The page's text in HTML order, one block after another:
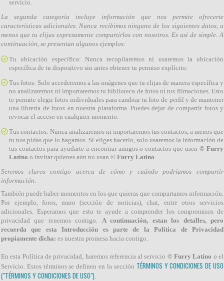
servicio.
La segunda categoría incluye información que nos permite ofrecerte
características adicionales. Nunca recibimos ninguno de los siguientes datos, a
menos que tu elijas expresamente compartirlos con nosotros. Es así de simple. A
continuación, se presentan algunos ejemplos:
Tu ubicación específica: Nunca recopilaremos ni usaremos la ubicación
específica de tu dispositivo sin antes obtener tu permiso explícito.
Tus fotos: Solo accederemos a las imágenes que tu elijas de manera específica y
no analizaremos ni importaremos tu biblioteca de fotos ni tus filmaciones. Esto
te permite elegir fotos individuales para cambiar tu foto de perfil y de mantener
una librería de fotos en nuestra plataforma. Puedes dejar de compartir fotos y
revocar el acceso en cualquier momento.
Tus contactos: Nunca analizaremos ni importaremos tus contactos, a menos que
tu nos pidas que lo hagamos. Si eliges hacerlo, solo usaremos la información de
tus contactos para ayudarte a encontrar amigos o contactos que usen© Furry
Latino o invitar quienes aún no usan © Furry Latino.
Seremos claros contigo acerca de cómo y cuándo podríamos compartir
información.
También puede haber momentos en los que quieras que compartamos información.
Por ejemplo, foros, muro (sección de noticias), chat, entre otros servicios
adicionales. Esperamos que esto te ayude a comprender los compromisos de
privacidad que tenemos contigo. A continuación, estan los detalles, pero
recuerda que esta Introducción es parte de la Política de Privacidad
propiamente dicha: es nuestra promesa hacia contigo.
En esta Política de privacidad, haremos referencia al servicio © Furry Latino o el
Servicio. Estos términos se definen en la sección TÉRMINOS Y CONDICIONES DE USO
("TÉRMINOS Y CONDICIONES DE USO").